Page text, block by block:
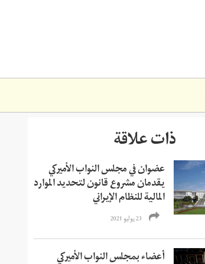
ذات علاقة
عضوان في مجلس النواب الأميركي
يقدمان مشروع قانون لتحديد الموارد
المالية للنظام الإيراني
23 يوليو 2021
أعضاء بمجلس النواب الأميركي